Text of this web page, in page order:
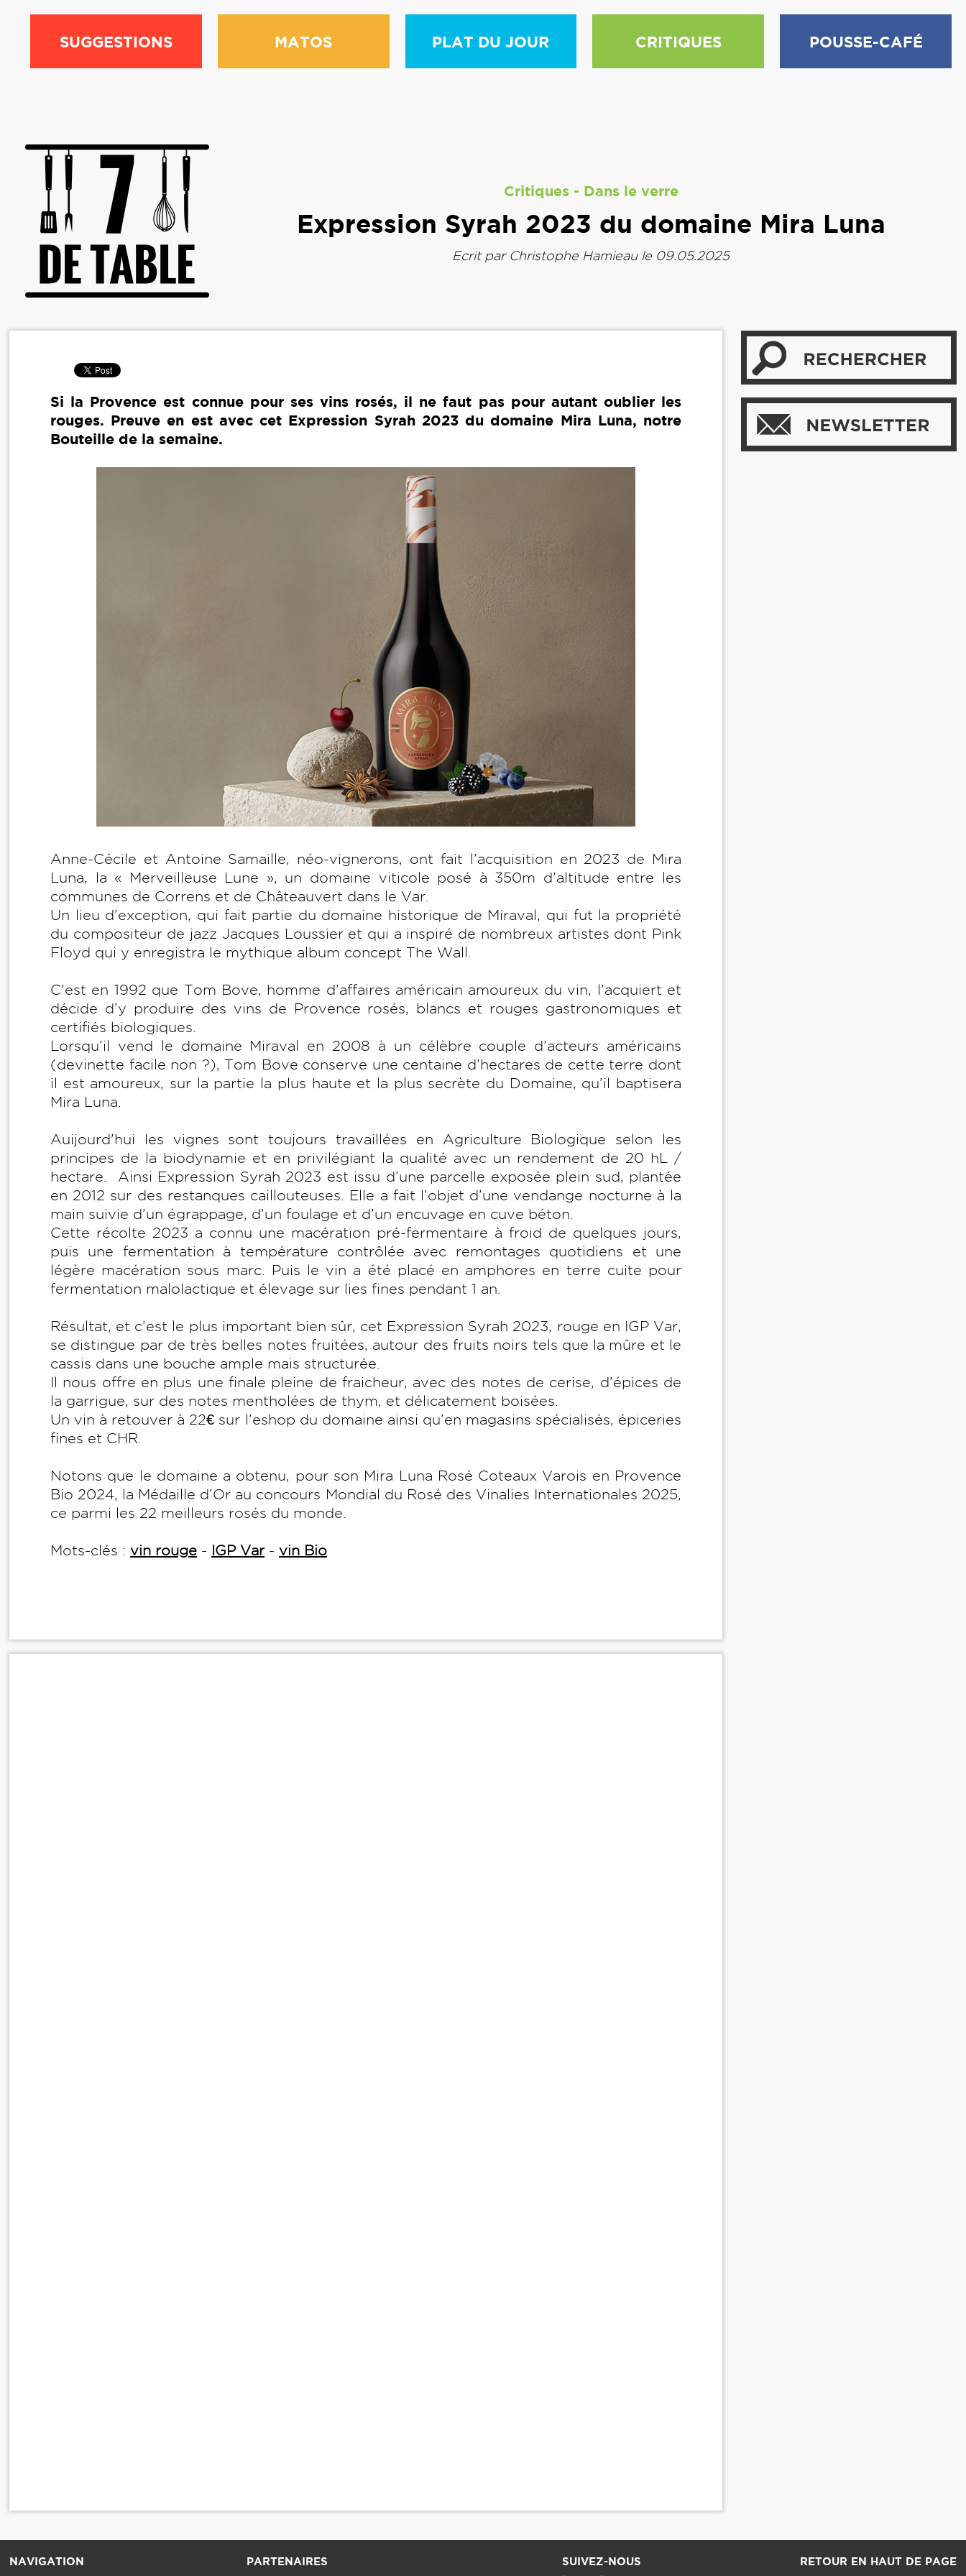
SUGGESTIONS MATOS PLAT DU JOUR CRITIQUES POUSSE-CAFÉ
Critiques- Dans le verre
Expression Syrah 2023 du domaine Mira Luna
Ecrit par Christophe Hamieaule 09.05.2025
Si la Provence est connue pour ses vins rosés, il ne faut pas pour autant oublier les
rouges. Preuve en est avec cet Expression Syrah 2023 du domaine Mira Luna, notre
Bouteille de la semaine.
Anne-Cécile et Antoine Samaille, néo-vignerons, ont fait l’acquisition en 2023 de Mira
Luna, la « Merveilleuse Lune », un domaine viticole posé à 350m d’altitude entre les
communes de Correns et de Châteauvert dans le Var.
Un lieu d’exception, qui fait partie du domaine historique de Miraval, qui fut la propriété
du compositeur de jazz Jacques Loussier et qui a inspiré de nombreux artistes dont Pink
Floyd qui y enregistra le mythique album concept The Wall.
C’est en 1992 que Tom Bove, homme d’affaires américain amoureux du vin, l’acquiert et
décide d’y produire des vins de Provence rosés, blancs et rouges gastronomiques et
certifiés biologiques.
Lorsqu’il vend le domaine Miraval en 2008 à un célèbre couple d’acteurs américains
(devinette facile non ?), Tom Bove conserve une centaine d’hectares de cette terre dont
il est amoureux, sur la partie la plus haute et la plus secrète du Domaine, qu’il baptisera
Mira Luna.
Auijourd'hui les vignes sont toujours travaillées en Agriculture Biologique selon les
principes de la biodynamie et en privilégiant la qualité avec un rendement de 20 hL /
hectare. Ainsi Expression Syrah 2023 est issu d’une parcelle exposée plein sud, plantée
en 2012 sur des restanques caillouteuses. Elle a fait l’objet d’une vendange nocturne à la
main suivie d’un égrappage, d’un foulage et d’un encuvage en cuve béton.
Cette récolte 2023 a connu une macération pré-fermentaire à froid de quelques jours,
puis une fermentation à température contrôlée avec remontages quotidiens et une
légère macération sous marc. Puis le vin a été placé en amphores en terre cuite pour
fermentation malolactique et élevage sur lies fines pendant 1 an.
Résultat, et c’est le plus important bien sûr, cet Expression Syrah 2023, rouge en IGP Var,
se distingue par de très belles notes fruitées, autour des fruits noirs tels que la mûre et le
cassis dans une bouche ample mais structurée.
Il nous offre en plus une finale pleine de fraicheur, avec des notes de cerise, d’épices de
la garrigue, sur des notes mentholées de thym, et délicatement boisées.
Un vin à retouver à 22€ sur l’eshop du domaine ainsi qu’en magasins spécialisés, épiceries
fines et CHR.
Notons que le domaine a obtenu, pour son Mira Luna Rosé Coteaux Varois en Provence
Bio 2024, la Médaille d’Or au concours Mondial du Rosé des Vinalies Internationales 2025,
ce parmi les 22 meilleurs rosés du monde.
Mots-clés : vin rouge - IGP Var- vin Bio
NAVIGATION PARTENAIRES SUIVEZ-NOUS RETOUR EN HAUT DE PAGE